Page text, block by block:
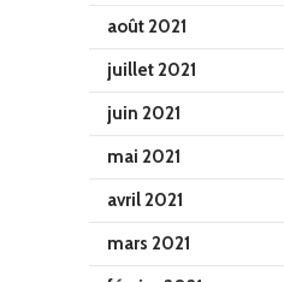
août 2021
juillet 2021
juin 2021
mai 2021
avril 2021
mars 2021